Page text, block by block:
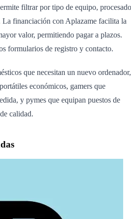
filtrar por tipo de equipo,
La financiación con Aplazame facilita la
valor, permitiendo pagar a plazos.
formularios de registro y contacto.
que necesitan un nuevo ordenador,
económicos, gamers que
y pymes que equipan puestos de
calidad.